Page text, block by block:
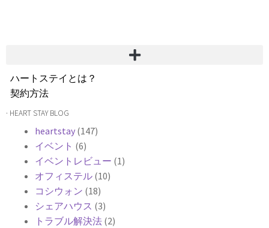
ハートステイとは？
契約方法
韓国不動産情報
よくある質問
Heartee
· HEART STAY BLOG
heartstay (147)
イベント (6)
イベントレビュー (1)
オフィステル (10)
コシウォン (18)
シェアハウス (3)
トラブル解決法 (2)